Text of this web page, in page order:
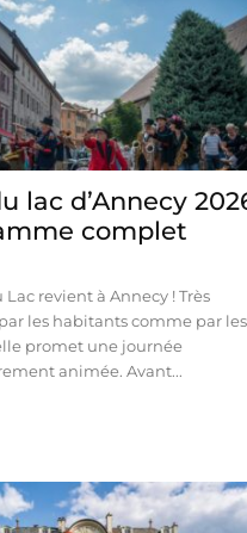
lac d’Annecy
complet
Lac revient à Annecy ! Très
les habitants comme par les
promet une journée
animée. Avant...